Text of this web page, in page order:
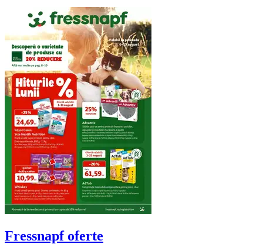
Fressnapf oferte